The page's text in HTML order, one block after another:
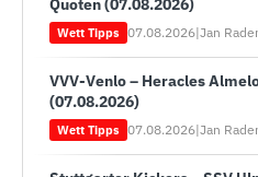
Quoten (07.08.2026)
Wett Tipps 07.08.2026|Jan
VVV-Venlo – Heracles
(07.08.2026)
Wett Tipps 07.08.2026|Jan